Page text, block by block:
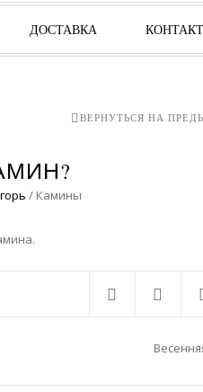
ДОСТАВКА
ВЕРНУТЬСЯ НА
/ Камины